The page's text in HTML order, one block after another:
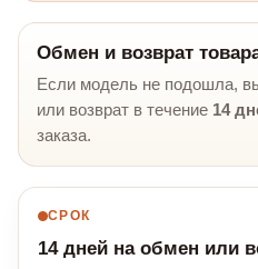
Обмен и возврат
Если модель не подошла,
или возврат в течение 14
заказа.
СРОК
14 дней на обмен или